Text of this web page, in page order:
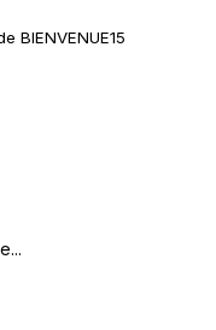
BIENVENUE15